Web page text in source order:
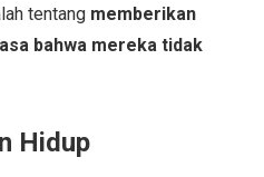
tentang memberikan
bahwa mereka tidak
Hidup